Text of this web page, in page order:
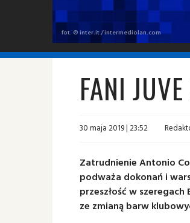
fot. © inter.it / intermediolan.com
FANI
30 maja 2019 | 23:52
Zatrudnienie Antonio
podważa dokonań i
przeszłość w
ze zmianą barw